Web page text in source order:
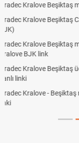
Hradec Kralove -
Hradec Kralove
Trivela Nedir?
Röveşata Nedir?
Plonjon Nedir?